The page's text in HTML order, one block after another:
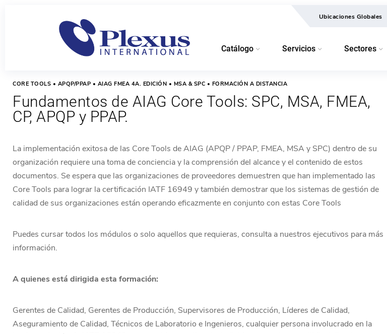
Ubicaciones Globales
Catálogo Servicios Sectores
CORE TOOLS • APQP/PPAP • AIAG FMEA 4A. EDICIÓN • MSA & SPC • FORMACIÓN A DISTANCIA
Fundamentos de AIAG Core Tools: SPC, MSA, FMEA,
CP, APQP y PPAP.
La implementación exitosa de las Core Tools de AIAG (APQP / PPAP, FMEA, MSA y SPC) dentro de su
organización requiere una toma de conciencia y la comprensión del alcance y el contenido de estos
documentos. Se espera que las organizaciones de proveedores demuestren que han implementado las
Core Tools para lograr la certificación IATF 16949 y también demostrar que los sistemas de gestión de
calidad de sus organizaciones están operando eficazmente en conjunto con estas Core Tools
Puedes cursar todos los módulos o solo aquellos que requieras, consulta a nuestros ejecutivos para más
información.
A quienes está dirigida esta formación:
Gerentes de Calidad, Gerentes de Producción, Supervisores de Producción, Líderes de Calidad,
Aseguramiento de Calidad, Técnicos de Laboratorio e Ingenieros, cualquier persona involucrado en la